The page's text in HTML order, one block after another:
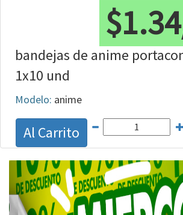
bandejas de anime
1x10 und
Modelo: anime
Al Carrito